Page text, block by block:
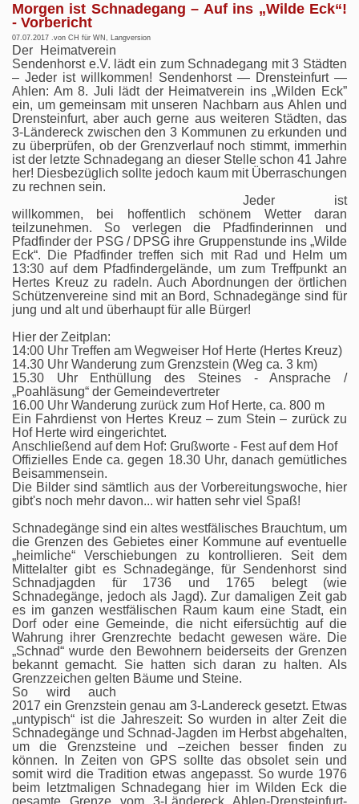
Morgen ist Schnadegang – Auf ins „Wilde Eck“!
- Vorbericht
07.07.2017 .von CH für WN, Langversion
Der Heimatverein
Sendenhorst e.V. lädt ein zum Schnadegang mit 3 Städten
– Jeder ist willkommen! Sendenhorst — Drensteinfurt —
Ahlen: Am 8. Juli lädt der Heimatverein ins „Wilden Eck”
ein, um gemeinsam mit unseren Nachbarn aus Ahlen und
Drensteinfurt, aber auch gerne aus weiteren Städten, das
3-Ländereck zwischen den 3 Kommunen zu erkunden und
zu überprüfen, ob der Grenzverlauf noch stimmt, immerhin
ist der letzte Schnadegang an dieser Stelle schon 41 Jahre
her! Diesbezüglich sollte jedoch kaum mit Überraschungen
zu rechnen sein.
Jeder ist
willkommen, bei hoffentlich schönem Wetter daran
teilzunehmen. So verlegen die Pfadfinderinnen und
Pfadfinder der PSG / DPSG ihre Gruppenstunde ins „Wilde
Eck“. Die Pfadfinder treffen sich mit Rad und Helm um
13:30 auf dem Pfadfindergelände, um zum Treffpunkt an
Hertes Kreuz zu radeln. Auch Abordnungen der örtlichen
Schützenvereine sind mit an Bord, Schnadegänge sind für
jung und alt und überhaupt für alle Bürger!
Hier der Zeitplan:
14:00 Uhr Treffen am Wegweiser Hof Herte (Hertes Kreuz)
14.30 Uhr Wanderung zum Grenzstein (Weg ca. 3 km)
15.30 Uhr Enthüllung des Steines - Ansprache /
„Poahläsung“ der Gemeindevertreter
16.00 Uhr Wanderung zurück zum Hof Herte, ca. 800 m
Ein Fahrdienst von Hertes Kreuz – zum Stein – zurück zu
Hof Herte wird eingerichtet.
Anschließend auf dem Hof: Grußworte - Fest auf dem Hof
Offizielles Ende ca. gegen 18.30 Uhr, danach gemütliches
Beisammensein.
Die Bilder sind sämtlich aus der Vorbereitungswoche, hier
gibt's noch mehr davon... wir hatten sehr viel Spaß!
Schnadegänge sind ein altes westfälisches Brauchtum, um
die Grenzen des Gebietes einer Kommune auf eventuelle
„heimliche“ Verschiebungen zu kontrollieren. Seit dem
Mittelalter gibt es Schnadegänge, für Sendenhorst sind
Schnadjagden für 1736 und 1765 belegt (wie
Schnadegänge, jedoch als Jagd). Zur damaligen Zeit gab
es im ganzen westfälischen Raum kaum eine Stadt, ein
Dorf oder eine Gemeinde, die nicht eifersüchtig auf die
Wahrung ihrer Grenzrechte bedacht gewesen wäre. Die
„Schnad“ wurde den Bewohnern beiderseits der Grenzen
bekannt gemacht. Sie hatten sich daran zu halten. Als
Grenzzeichen gelten Bäume und Steine.
So wird auch
2017 ein Grenzstein genau am 3-Landereck gesetzt. Etwas
„untypisch“ ist die Jahreszeit: So wurden in alter Zeit die
Schnadegänge und Schnad-Jagden im Herbst abgehalten,
um die Grenzsteine und –zeichen besser finden zu
können. In Zeiten von GPS sollte das obsolet sein und
somit wird die Tradition etwas angepasst. So wurde 1976
beim letztmaligen Schnadegang hier im Wilden Eck die
gesamte Grenze vom 3-Ländereck Ahlen-Drensteinfurt-